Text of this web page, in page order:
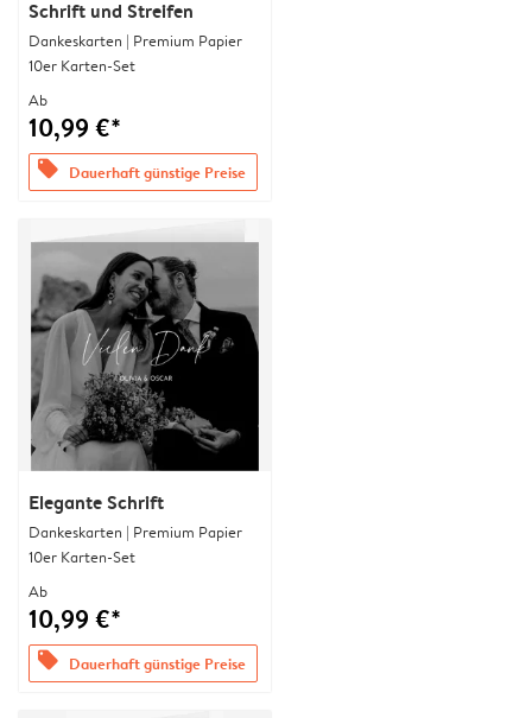
Schrift und Streifen
Dankeskarten | Premium Papier
10er Karten-Set
Ab
10,99 €*
offers Dauerhaft günstige Preise
Elegante Schrift
Dankeskarten | Premium Papier
10er Karten-Set
Ab
10,99 €*
offers Dauerhaft günstige Preise